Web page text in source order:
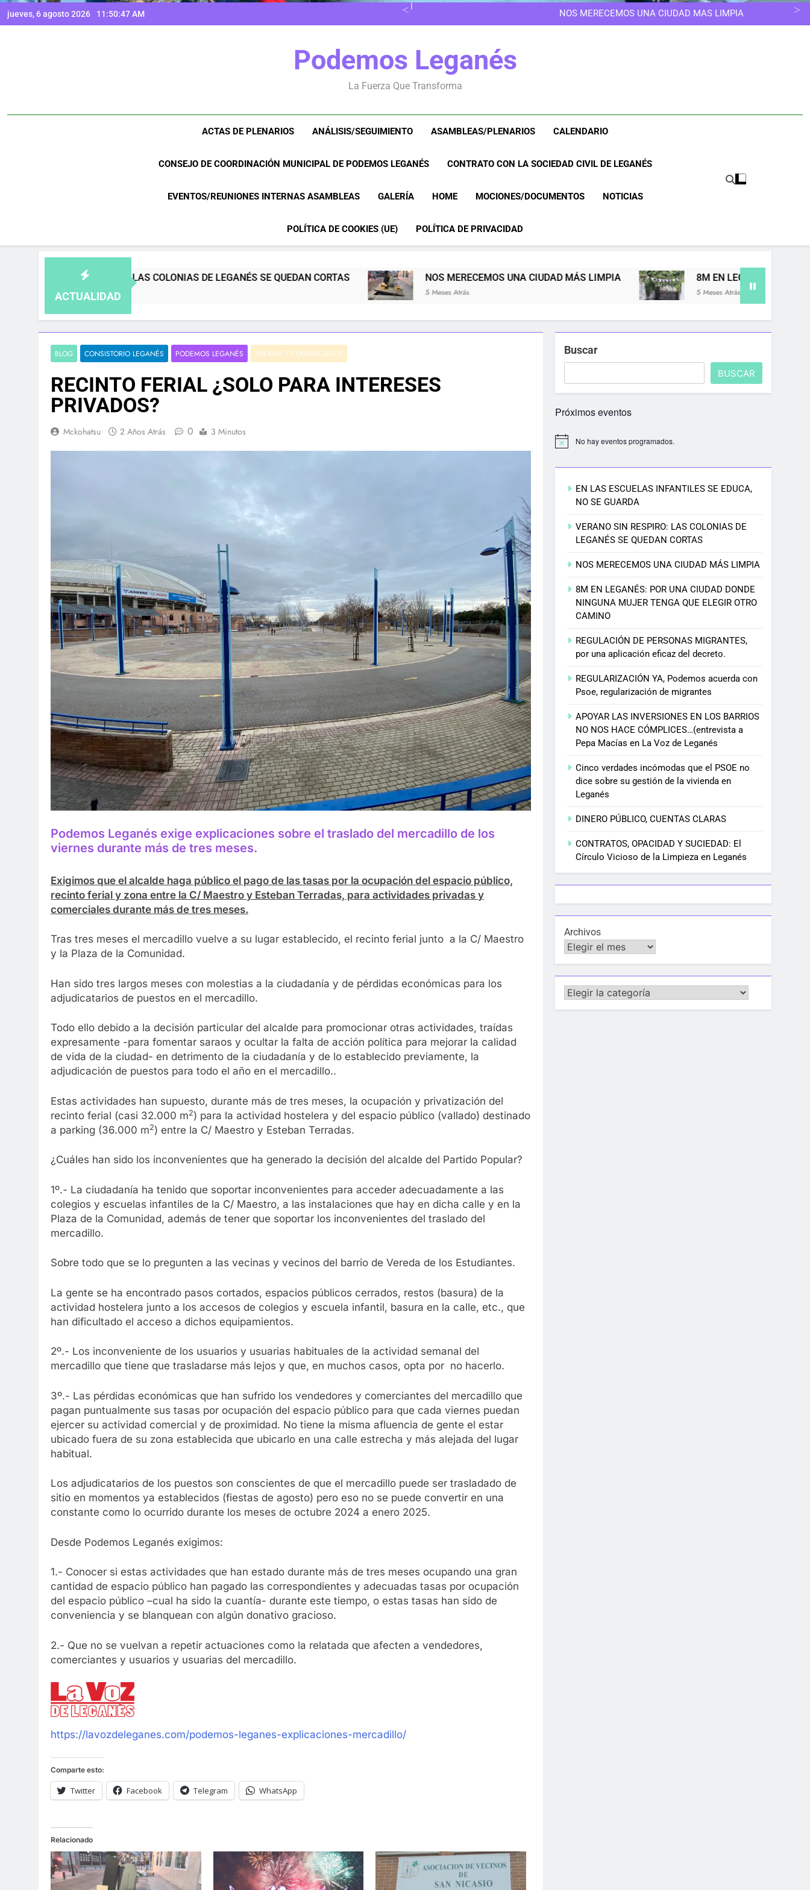
jueves, 6 agosto 2026 11:50:48 AM
VERANO SIN RESPIRO: LAS COLONIAS DE LEGANÉS SE QUEDAN CORTAS
NOS MERECEMOS UNA CIUDAD MÁS LIMPIA
8M EN LEGANÉS: POR UNA CIUDAD DONDE NINGUNA MUJER TENGA QUE
8M EN LEGANÉS: POR UNA CIUDAD DONDE NINGUNA MUJER TENGA QUE
Podemos Leganés
La Fuerza Que Transforma
ACTAS DE PLENARIOS ANÁLISIS/SEGUIMIENTO ASAMBLEAS/PLENARIOS CALENDARIO
CONSEJO DE COORDINACIÓN MUNICIPAL DE PODEMOS LEGANÉS CONTRATO CON LA SOCIEDAD CIVIL DE LEGANÉS
EVENTOS/REUNIONES INTERNAS ASAMBLEAS GALERÍA HOME MOCIONES/DOCUMENTOS NOTICIAS
POLÍTICA DE COOKIES (UE) POLÍTICA DE PRIVACIDAD
ACTUALIDAD
LAS COLONIAS DE LEGANÉS SE QUEDAN CORTAS NOS MERECEMOS UNA CIUDAD MÁS LIMPIA 8M EN LEGANÉS: POR UNA CIUDAD DONDE
BLOG CONSISTORIO LEGANÉS PODEMOS LEGANÉS PRENSA Y COMUNICADOS
RECINTO FERIAL ¿SOLO PARA INTERESES
PRIVADOS?
Mckohatsu 2 Años Atrás 0 3 Minutos
Podemos Leganés exige explicaciones sobre el traslado del mercadillo de los
viernes durante más de tres meses.
Exigimos que el alcalde haga público el pago de las tasas por la ocupación del espacio público,
recinto ferial y zona entre la C/ Maestro y Esteban Terradas, para actividades privadas y
comerciales durante más de tres meses.
Tras tres meses el mercadillo vuelve a su lugar establecido, el recinto ferial junto a la C/ Maestro
y la Plaza de la Comunidad.
Han sido tres largos meses con molestias a la ciudadanía y de pérdidas económicas para los
adjudicatarios de puestos en el mercadillo.
Todo ello debido a la decisión particular del alcalde para promocionar otras actividades, traídas
expresamente -para fomentar saraos y ocultar la falta de acción política para mejorar la calidad
de vida de la ciudad- en detrimento de la ciudadanía y de lo establecido previamente, la
adjudicación de puestos para todo el año en el mercadillo..
Estas actividades han supuesto, durante más de tres meses, la ocupación y privatización del
recinto ferial (casi 32.000 m2) para la actividad hostelera y del espacio público (vallado) destinado
a parking (36.000 m2) entre la C/ Maestro y Esteban Terradas.
¿Cuáles han sido los inconvenientes que ha generado la decisión del alcalde del Partido Popular?
1º.- La ciudadanía ha tenido que soportar inconvenientes para acceder adecuadamente a las
colegios y escuelas infantiles de la C/ Maestro, a las instalaciones que hay en dicha calle y en la
Plaza de la Comunidad, además de tener que soportar los inconvenientes del traslado del
mercadillo.
Sobre todo que se lo pregunten a las vecinas y vecinos del barrio de Vereda de los Estudiantes.
La gente se ha encontrado pasos cortados, espacios públicos cerrados, restos (basura) de la
actividad hostelera junto a los accesos de colegios y escuela infantil, basura en la calle, etc., que
han dificultado el acceso a dichos equipamientos.
2º.- Los inconveniente de los usuarios y usuarias habituales de la actividad semanal del
mercadillo que tiene que trasladarse más lejos y que, en muchos casos, opta por no hacerlo.
3º.- Las pérdidas económicas que han sufrido los vendedores y comerciantes del mercadillo que
pagan puntualmente sus tasas por ocupación del espacio público para que cada viernes puedan
ejercer su actividad comercial y de proximidad. No tiene la misma afluencia de gente el estar
ubicado fuera de su zona establecida que ubicarlo en una calle estrecha y más alejada del lugar
habitual.
Los adjudicatarios de los puestos son conscientes de que el mercadillo puede ser trasladado de
sitio en momentos ya establecidos (fiestas de agosto) pero eso no se puede convertir en una
constante como lo ocurrido durante los meses de octubre 2024 a enero 2025.
Desde Podemos Leganés exigimos:
1.- Conocer si estas actividades que han estado durante más de tres meses ocupando una gran
cantidad de espacio público han pagado las correspondientes y adecuadas tasas por ocupación
del espacio público –cual ha sido la cuantía- durante este tiempo, o estas tasas han sido de
conveniencia y se blanquean con algún donativo gracioso.
2.- Que no se vuelvan a repetir actuaciones como la relatada que afecten a vendedores,
comerciantes y usuarios y usuarias del mercadillo.
https://lavozdeleganes.com/podemos-leganes-explicaciones-mercadillo/
Comparte esto:
Twitter Facebook Telegram WhatsApp
Relacionado
Buscar
BUSCAR
Próximos eventos
No hay eventos programados.
EN LAS ESCUELAS INFANTILES SE EDUCA,
NO SE GUARDA
VERANO SIN RESPIRO: LAS COLONIAS DE
LEGANÉS SE QUEDAN CORTAS
NOS MERECEMOS UNA CIUDAD MÁS LIMPIA
8M EN LEGANÉS: POR UNA CIUDAD DONDE
NINGUNA MUJER TENGA QUE ELEGIR OTRO
CAMINO
REGULACIÓN DE PERSONAS MIGRANTES,
por una aplicación eficaz del decreto.
REGULARIZACIÓN YA, Podemos acuerda con
Psoe, regularización de migrantes
APOYAR LAS INVERSIONES EN LOS BARRIOS
NO NOS HACE CÓMPLICES…(entrevista a
Pepa Macías en La Voz de Leganés
Cinco verdades incómodas que el PSOE no
dice sobre su gestión de la vivienda en
Leganés
DINERO PÚBLICO, CUENTAS CLARAS
CONTRATOS, OPACIDAD Y SUCIEDAD: El
Círculo Vicioso de la Limpieza en Leganés
Archivos
Categorías